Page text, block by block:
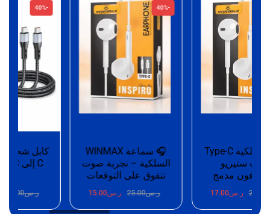
سماعة سلكية Type-C
ستيريو
مدمج
ر.س17.00
🎧 سماعة WINMAX
السلكية – تجربة صوت
تتفوق على التوقعات
ر.س25.00 ر.س15.00 ر.س25.00